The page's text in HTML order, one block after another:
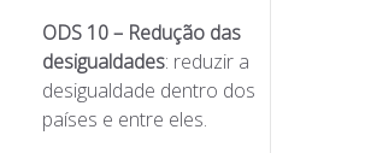
ODS 10 – Redução das
desigualdades: reduzir a
desigualdade dentro dos
países e entre eles.